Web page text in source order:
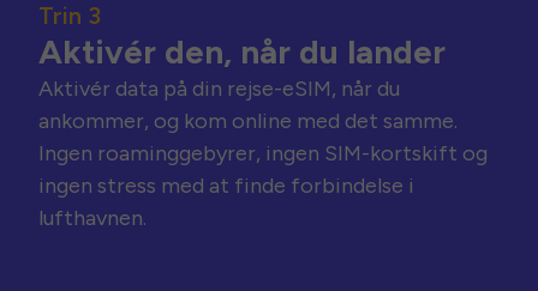
Trin 3
Aktivér den, når du lander
Aktivér data på din rejse-eSIM, når du
ankommer, og kom online med det samme.
Ingen roaminggebyrer, ingen SIM-kortskift og
ingen stress med at finde forbindelse i
lufthavnen.